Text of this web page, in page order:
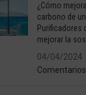
¿Cómo
carbono de
Purificadores
mejorar la
04/04/2024
Comentarios